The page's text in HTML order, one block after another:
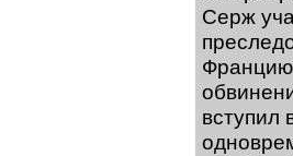
Серж
вступил